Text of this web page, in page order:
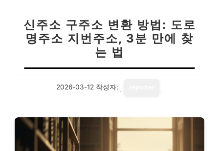
신주소 구주소 변환 방법: 도로
명주소 지번주소, 3분 만에 찾
는 법
2026-03-12 작성자: